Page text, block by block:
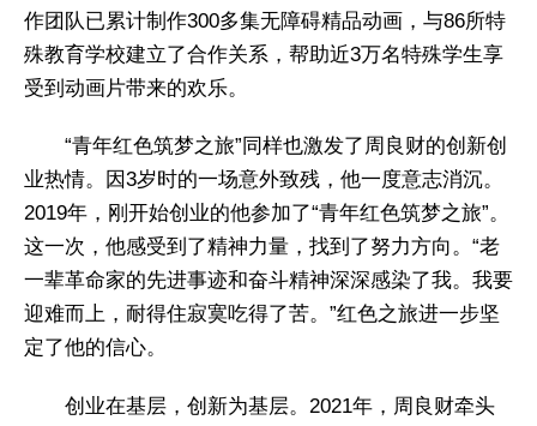
作团队已累计制作300多集无障碍精品动画，与86所特
殊教育学校建立了合作关系，帮助近3万名特殊学生享
受到动画片带来的欢乐。
“青年红色筑梦之旅”同样也激发了周良财的创新创
业热情。因3岁时的一场意外致残，他一度意志消沉。
2019年，刚开始创业的他参加了“青年红色筑梦之旅”。
这一次，他感受到了精神力量，找到了努力方向。“老
一辈革命家的先进事迹和奋斗精神深深感染了我。我要
迎难而上，耐得住寂寞吃得了苦。”红色之旅进一步坚
定了他的信心。
创业在基层，创新为基层。2021年，周良财牵头